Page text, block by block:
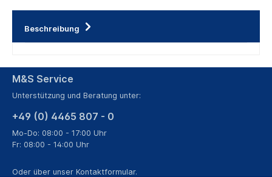
Beschreibung
M&S Service
Unterstützung und Beratung unter:
+49 (0) 4465 807 - 0
Mo-Do: 08:00 - 17:00 Uhr
Fr: 08:00 - 14:00 Uhr
Oder über unser Kontaktformular.